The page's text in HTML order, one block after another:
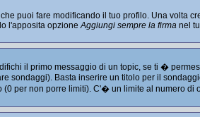
puoi fare modificando il tuo profilo. Una volta
l'apposita opzioneAggiungi sempre la firmanel
il primo messaggio di un topic, se ti �
sondaggi). Basta inserire un titolo per il
per non porre limiti). C'� un limite al numero